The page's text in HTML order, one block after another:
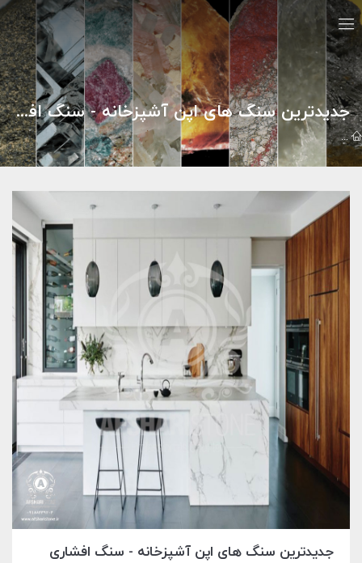
جدیدترین سنگ های اپن آشپزخانه - سنگ افشاری
مقالات صنعت سنگ جدیدترین سنگ های اپن آشپزخانه - سنگ
جدیدترین سنگ های اپن آشپزخانه - سنگ افشاری